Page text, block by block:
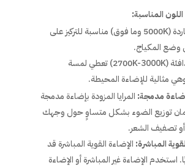
المناسبة:
الإضاءة البيضاء الباردة (5000K وما فوق) مناسبة للتركيز على
وضع المكياج.
الإضاءة البيضاء الدافئة (2700K-3000K) تعطي لمسة
مثالية للإضاءة المحيطة.
مدمجة: المرايا المزودة بإضاءة مدمجة
لضمان توزيع الضوء بشكل متساوٍ حول وجهك
تصفيف الشعر.
المباشرة: الإضاءة القوية المباشرة قد
استخدم الإضاءة غير المباشرة أو الإضاءة